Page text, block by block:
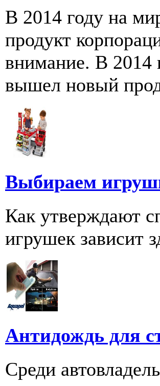
В 2014 году на
продукт
внимание. В 2014
вышел новый
Выбираем
Как утверждают
игрушек зависит
Антидождь для
Среди